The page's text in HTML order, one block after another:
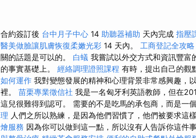
合約簽訂後 台中月子中心 14 助聽器補助 天內完成 指壓
醫美做臉讓肌膚恢復柔嫩光彩 14 天內。 工商登記全攻略
關的話題是可以的。 白蟻 我嘗試以外交方式和資訊豐富
的事實基礎上。 經絡調理證照課程 有時，提出自己的觀
如何運作 我對變態發展的精神和心理背景非常感興趣，
裡。 苗栗專業徵信社 我是一名匈牙利英語教師，但在
這兒很難得到認可。 需要的不是吃馬的承包商，而是一
理 人們之所以熟練，是因為他們習慣了，他們被要求這
燴服務 因為你可以做到這一點，所以沒有人告訴你這件